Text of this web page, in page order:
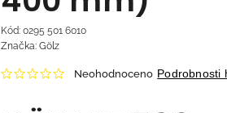
Kód: 0295 501 6010
Neohodnoceno Podrobnosti
Značka:Gölz